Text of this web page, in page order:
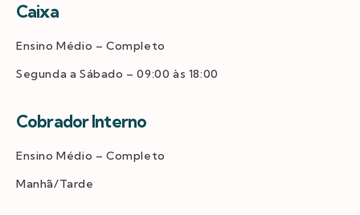
Caixa
Ensino Médio – Completo
Segunda a Sábado – 09:00 às 18:00
Cobrador Interno
Ensino Médio – Completo
Manhã/Tarde